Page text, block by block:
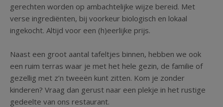
gerechten worden op ambachtelijke wijze bereid. Met
verse ingrediënten, bij voorkeur biologisch en lokaal
ingekocht. Altijd voor een (h)eerlijke prijs.
Naast een groot aantal tafeltjes binnen, hebben we ook
een ruim terras waar je met het hele gezin, de familie of
gezellig met z’n tweeën kunt zitten. Kom je zonder
kinderen? Vraag dan gerust naar een plekje in het rustige
gedeelte van ons restaurant.